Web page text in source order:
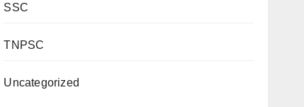
SSC
TNPSC
Uncategorized